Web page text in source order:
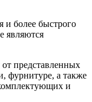
и более быстрого
являются
представленных
фурнитуре, а также
и